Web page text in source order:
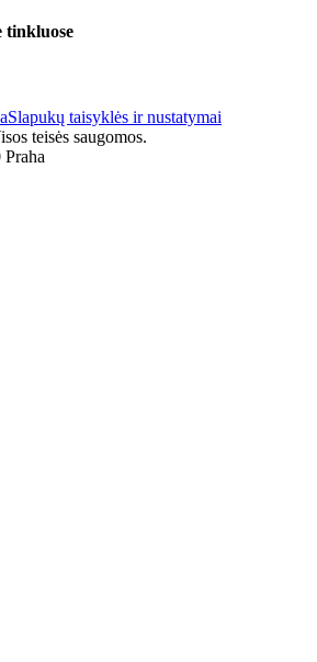
tinkluose
Slapukų taisyklės ir nustatymai
teisės saugomos.